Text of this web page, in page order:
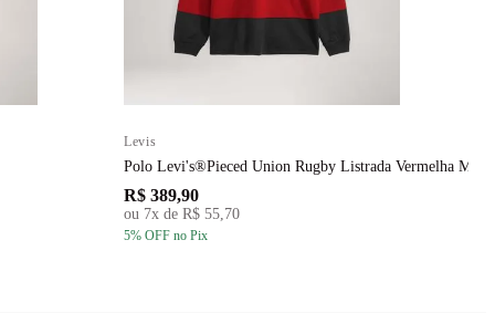
Levis
Polo Levi's®Pieced Union Rugby Listrada Vermelha
R$ 389,90
ou 7x de R$ 55,70
5% OFF no Pix